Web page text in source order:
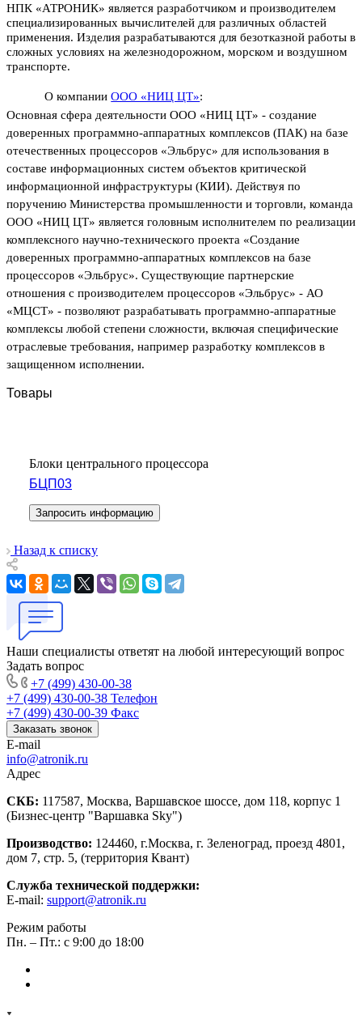
НПК «АТРОНИК» является разработчиком и производителем
специализированных вычислителей для различных областей
применения. Изделия разрабатываются для безотказной работы в
сложных условиях на железнодорожном, морском и воздушном
транспорте.
О компанииООО «НИЦ ЦТ»:
Основная сфера деятельности ООО «НИЦ ЦТ» - создание
доверенных программно-аппаратных комплексов (ПАК) на базе
отечественных процессоров «Эльбрус» для использования в
составе информационных систем объектов критической
информационной инфраструктуры (КИИ). Действуя по
поручению Министерства промышленности и торговли, команда
ООО «НИЦ ЦТ» является головным исполнителем по реализации
комплексного научно-технического проекта «Создание
доверенных программно-аппаратных комплексов на базе
процессоров «Эльбрус». Существующие партнерские
отношения с производителем процессоров «Эльбрус» - АО
«МЦСТ» - позволяют разрабатывать программно-аппаратные
комплексы любой степени сложности, включая специфические
отраслевые требования, например разработку комплексов в
защищенном исполнении.
Товары
Блоки центрального процессора
БЦП03
Запросить информацию
Назад к списку
Наши специалисты ответят на любой интересующий вопрос
Задать вопрос
+7 (499) 430-00-38
+7 (499) 430-00-38 Телефон
+7 (499) 430-00-39 Факс
Заказать звонок
E-mail
info@atronik.ru
Адрес
СКБ: 117587, Москва, Варшавское шоссе, дом 118, корпус 1
(Бизнес-центр "Варшавка Sky")
Производство: 124460, г.Москва, г. Зеленоград, проезд 4801,
дом 7, стр. 5, (территория Квант)
Служба технической поддержки:
E-mail: support@atronik.ru
Режим работы
Пн. – Пт.: с 9:00 до 18:00